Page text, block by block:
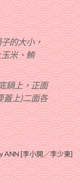
的大小，
米、鮪
鍋上，正面
蓋上)二面各
ANN [李小開／李少東]